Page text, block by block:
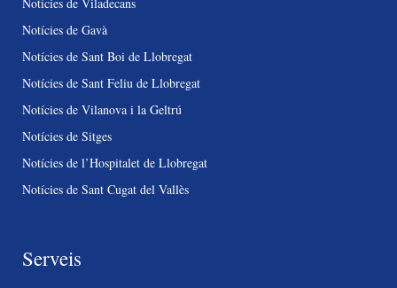
Notícies de Gavà
Notícies de Sant Boi de Llobregat
Notícies de Sant Feliu de Llobregat
Notícies de Vilanova i la Geltrú
Notícies de Sitges
Notícies de l’Hospitalet de Llobregat
Notícies de Sant Cugat del Vallès
Serveis